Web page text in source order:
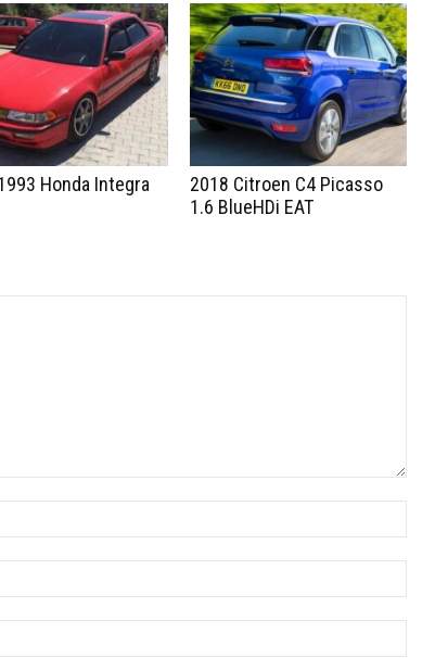
Honda Integra
2018 Citroen C4 Picasso
1.6 BlueHDi EAT